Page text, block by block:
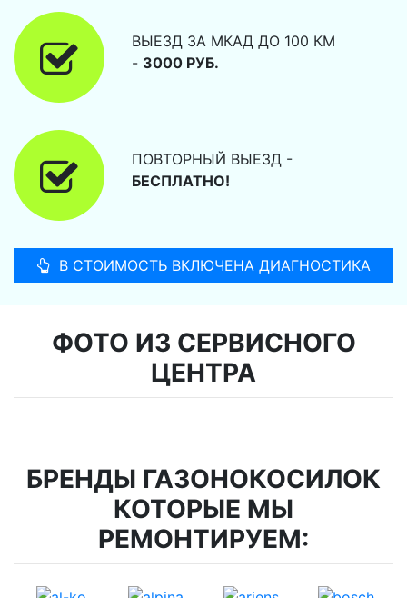
ВЫЕЗД ЗА МКАД ДО 100 КМ
- 3000 РУБ.
ПОВТОРНЫЙ ВЫЕЗД -
БЕСПЛАТНО!
В СТОИМОСТЬ ВКЛЮЧЕНА ДИАГНОСТИКА
ФОТО ИЗ СЕРВИСНОГО
ЦЕНТРА
БРЕНДЫ ГАЗОНОКОСИЛОК
КОТОРЫЕ МЫ
РЕМОНТИРУЕМ: